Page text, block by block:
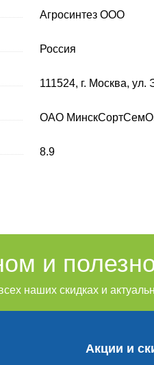
Агросинтез ООО
Россия
111524, г. Москва, ул.
ОАО
8.9
и
наших скидках и
Акции и